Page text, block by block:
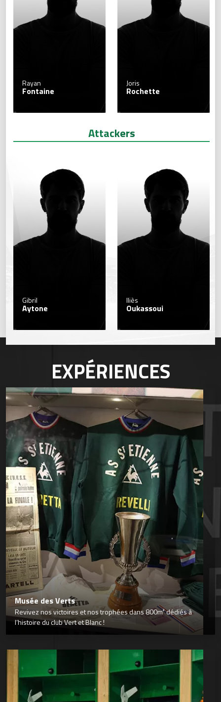
Rayan
Fontaine
Joris
Rochette
Attackers
Gibril
Aytone
Iliès
Oukassoui
EXPÉRIENCES
Musée des Verts
Revivez nos victoires et nos trophées dans 800m² dédiés à
l’histoire du club Vert et Blanc !